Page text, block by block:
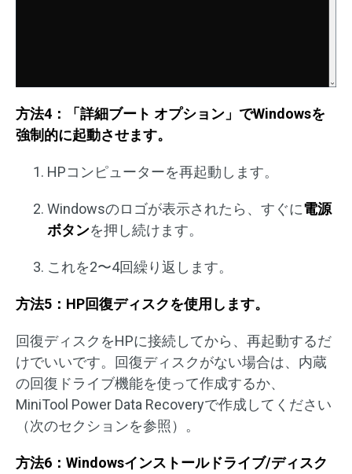
方法4：「詳細ブート オプション」でWindowsを
強制的に起動させます。
HPコンピューターを再起動します。
Windowsのロゴが表示されたら、すぐに電源
ボタンを押し続けます。
これを2〜4回繰り返します。
方法5：HP回復ディスクを使用します。
回復ディスクをHPに接続してから、再起動するだ
けでいいです。回復ディスクがない場合は、内蔵
の回復ドライブ機能を使って作成するか、
MiniTool Power Data Recoveryで作成してください
（次のセクションを参照）。
方法6：Windowsインストールドライブ/ディスク